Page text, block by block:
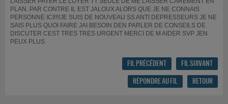
PLAN. PAR CONTRE IL EST JALOUX ALORS QUE JE NE CONNAIS
PERSONNE ICI!!!!JE SUIS DE NOUVEAU SS ANTI DEPRESSEURS JE NE
SAIS PLUS QUOI FAIRE JAI BESOIN DEN PARLER DE CONSEILS DE
DISCUTER CEST TRES TRES URGENT MERCI DE M AIDER SVP JEN
PEUX PLUS
FIL PRÉCÉDENT FIL SUIVANT
RÉPONDRE AU FIL RETOUR